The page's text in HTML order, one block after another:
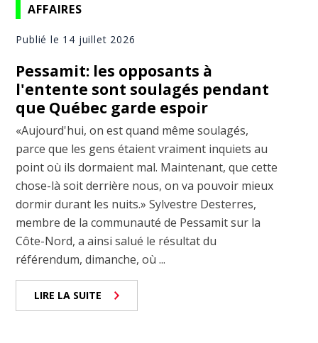
AFFAIRES
Publié le 14 juillet 2026
Pessamit: les opposants à
l'entente sont soulagés pendant
que Québec garde espoir
«Aujourd'hui, on est quand même soulagés,
parce que les gens étaient vraiment inquiets au
point où ils dormaient mal. Maintenant, que cette
chose-là soit derrière nous, on va pouvoir mieux
dormir durant les nuits.» Sylvestre Desterres,
membre de la communauté de Pessamit sur la
Côte-Nord, a ainsi salué le résultat du
référendum, dimanche, où ...
LIRE LA SUITE